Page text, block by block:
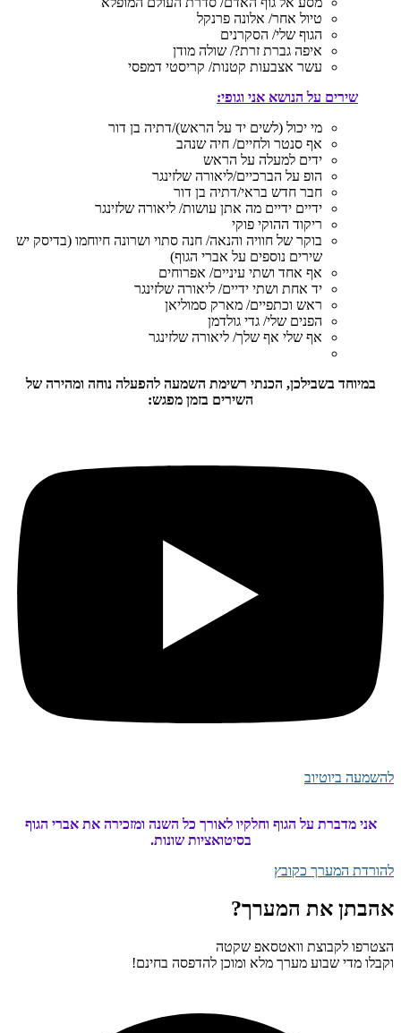
טיול אחר/ אלונה פרנקל
הגוף שלי/ הסקרנים
איפה גברת זרת?/ שולה מודן
עשר אצבעות קטנות/ קריסטי דמפסי
שירים על הנושא אני וגופי:
מי יכול (לשים יד על הראש)/דתיה בן דור
אף סנטר ולחיים/ חיה שנהב
ידים למעלה על הראש
הופ על הברכיים/ליאורה שלזינגר
חבר חדש בראי/דתיה בן דור
ידיים ידיים מה אתן עושות/ ליאורה שלזינגר
ריקוד ההוקי פוקי
בוקר של חוויה והנאה/ חנה סתוי ושרונה חיוחמו (בדיסק יש
שירים נוספים על אברי הגוף)
אף אחד ושתי עיניים/ אפרוחים
יד אחת ושתי ידיים/ ליאורה שלזינגר
ראש וכתפיים/ מארק סמוליאן
הפנים שלי/ גדי גולדמן
אף שלי אף שלך/ ליאורה שלזינגר
במיוחד בשבילכן, הכנתי רשימת השמעה להפעלה נוחה ומהירה של
השירים בזמן מפגש:
להשמעה ביוטיוב
אני מדברת על הגוף וחלקיו לאורך כל השנה ומזכירה אתאברי הגוף
בסיטואציות שונות.
להורדת המערך כקובץ
אהבתן את המערך?
הצטרפו לקבוצת וואטסאפ שקטה
וקבלו מדי שבוע מערך מלא ומוכן להדפסה בחינם!